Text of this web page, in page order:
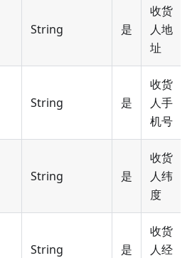
String 是
收货
人地
址
String 是
收货
人手
机号
String 是
收货
人纬
度
String 是
收货
人经